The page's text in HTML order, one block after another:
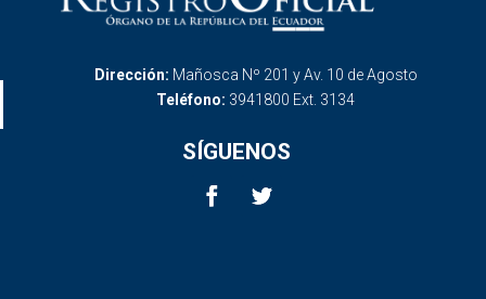
Dirección: Mañosca Nº 201 y Av. 10 de Agosto
Teléfono: 3941800 Ext. 3134
SÍGUENOS